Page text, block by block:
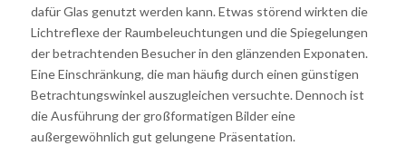
dafür Glas genutzt werden kann. Etwas störend wirkten die
Lichtreflexe der Raumbeleuchtungen und die Spiegelungen
der betrachtenden Besucher in den glänzenden Exponaten.
Eine Einschränkung, die man häufig durch einen günstigen
Betrachtungswinkel auszugleichen versuchte. Dennoch ist
die Ausführung der großformatigen Bilder eine
außergewöhnlich gut gelungene Präsentation.